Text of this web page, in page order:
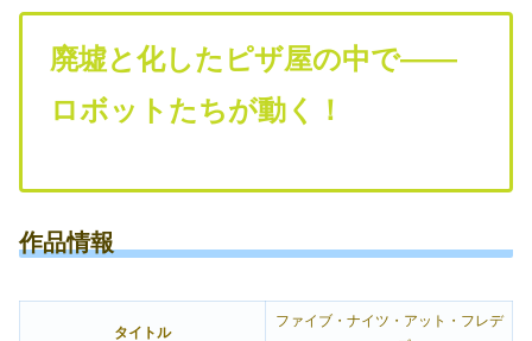
廃墟と化したピザ屋の中で――
ロボットたちが動く！
作品情報
タイトル
ファイブ・ナイツ・アット・フレデ